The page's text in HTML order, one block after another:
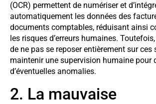
(OCR) permettent de numériser et
automatiquement les données des
documents comptables, réduisant ainsi
les risques d’erreurs humaines.
de ne pas se reposer entièrement sur ces
maintenir une supervision humaine pour
d’éventuelles anomalies.
2. La mauvaise